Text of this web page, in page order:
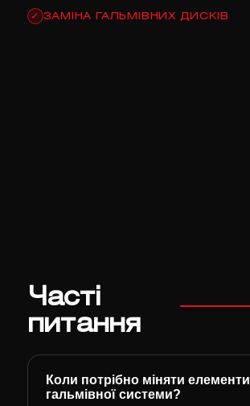
✓ ЗАМІНА ГАЛЬМІВНИХ ДИСКІВ
Часті
питання
Коли потрібно міняти елементи
гальмівної системи?